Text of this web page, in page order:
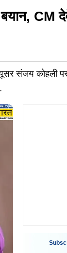
CM
संजय कोहली